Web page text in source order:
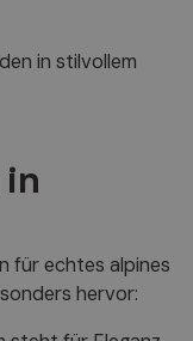
in stilvollem
für echtes alpines
hervor: